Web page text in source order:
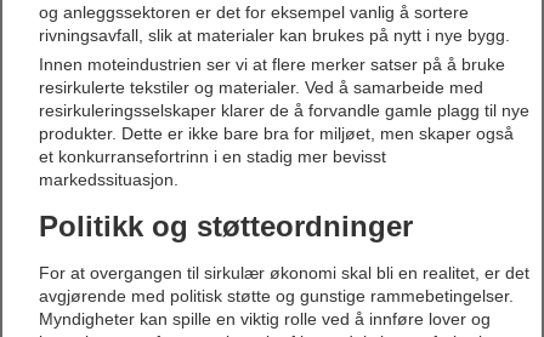
og anleggssektoren er det for eksempel vanlig å sortere
rivningsavfall, slik at materialer kan brukes på nytt i nye bygg.
Innen moteindustrien ser vi at flere merker satser på å bruke
resirkulerte tekstiler og materialer. Ved å samarbeide med
resirkuleringsselskaper klarer de å forvandle gamle plagg til nye
produkter. Dette er ikke bare bra for miljøet, men skaper også
et konkurransefortrinn i en stadig mer bevisst
markedssituasjon.
Politikk og støtteordninger
For at overgangen til sirkulær økonomi skal bli en realitet, er det
avgjørende med politisk støtte og gunstige rammebetingelser.
Myndigheter kan spille en viktig rolle ved å innføre lover og